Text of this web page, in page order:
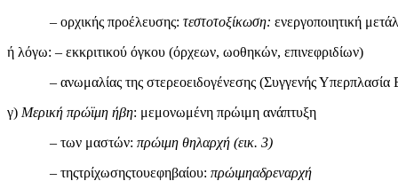
– ορχικής προέλευσης: τεστοτοξίκωση: ενεργοποιητική
ή λόγω: – εκκριτικού όγκου (όρχεων, ωοθηκών, επινεφριδίων)
– ανωμαλίας της στερεοειδογένεσης (Συγγενής Υπερπλασία
γ) Μερική πρώϊμη ήβη: μεμονωμένη πρώιμη ανάπτυξη
– των μαστών: πρώιμη θηλαρχή (εικ. 3)
– τηςτρίχωσηςτουεφηβαίου: πρώιμηαδρεναρχή